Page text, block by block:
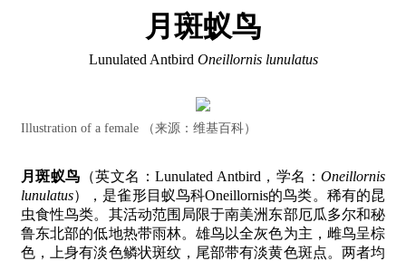
月斑蚁鸟
Lunulated Antbird Oneillornis lunulatus
Illustration of a female （来源：维基百科）
月斑蚁鸟 （英文名：Lunulated Antbird，学名：Oneillornis
lunulatus），是雀形目蚁鸟科Oneillornis的鸟类。稀有的昆
虫食性鸟类。其活动范围局限于南美洲东部厄瓜多尔和秘
鲁东北部的低地热带雨林。雄鸟以全灰色为主，雌鸟呈棕
色，上身有淡色鳞状斑纹，尾部带有淡黄色斑点。两者均